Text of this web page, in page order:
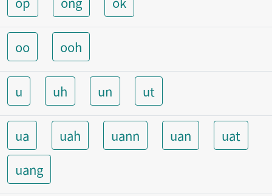
oo ooh
u uh un ut
ua uah uann uan
uat
uang